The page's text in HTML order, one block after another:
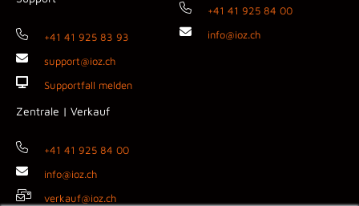
+41 41 925 83 93
support@ioz.ch
Supportfall melden
Zentrale | Verkauf
+41 41 925 84 00
info@ioz.ch
verkauf@ioz.ch
+41 41 925 84 00
info@ioz.ch